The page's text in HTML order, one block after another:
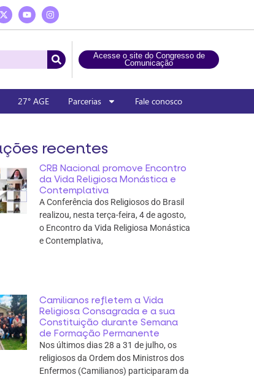
Acesse o site do Congresso de
Comunicação
27° AGE Parcerias Fale conosco
recentes
CRB Nacional promove Encontro
da Vida Religiosa Monástica e
Contemplativa
A Conferência dos Religiosos do Brasil
realizou, nesta terça-feira, 4 de agosto,
o Encontro da Vida Religiosa Monástica
e Contemplativa,
Camilianos refletem a Vida
Religiosa Consagrada e a sua
Constituição durante Semana
de Formação Permanente
Nos últimos dias 28 a 31 de julho, os
religiosos da Ordem dos Ministros dos
Enfermos (Camilianos) participaram da